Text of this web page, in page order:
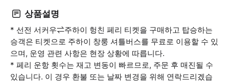
상품설명
* 선전 서커우⇌주하이 헝친 페리 티켓을 구매하고 탑승하는
승객은 티켓으로 주하이 창룽 셔틀버스를 무료로 이용할 수 있
으며, 운영 관련 사항은 현장 상황에 따릅니다.
* 페리 운항 횟수는 재고 변동이 빠르므로, 주문 후 매진될 수
있습니다. 이 경우 환불 또는 날짜 변경을 위해 연락드리겠습